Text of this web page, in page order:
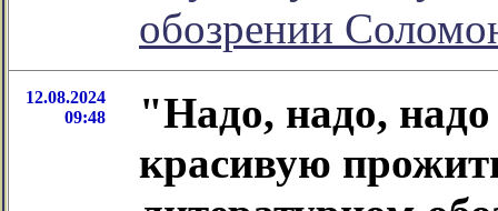
обозрении
12.08.2024
09:48
"Надо, надо,
красивую